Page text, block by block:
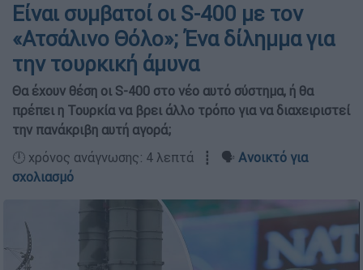
Είναι συμβατοί οι S-400 με τον
«Ατσάλινο Θόλο»; Ένα δίλημμα για
την τουρκική άμυνα
Θα έχουν θέση οι S-400 στο νέο αυτό σύστημα, ή θα
πρέπει η Τουρκία να βρει άλλο τρόπο για να διαχειριστεί
την πανάκριβη αυτή αγορά;
🕛 χρόνος ανάγνωσης: 4 λεπτά ┋ 🗣️ Ανοικτό για
σχολιασμό